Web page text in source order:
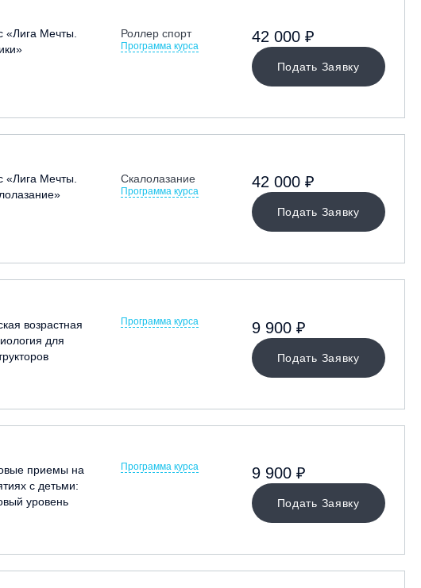
«Лига Мечты.
Роллер спорт
Программа курса
Подать Заявку
42 000 ₽
«Лига Мечты.
Скалолазание
Программа курса
Подать Заявку
42 000 ₽
возрастная
для
Программа курса
Подать Заявку
9 900 ₽
приемы на
с детьми:
уровень
Программа курса
Подать Заявку
9 900 ₽